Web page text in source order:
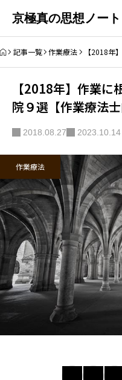
京極真の思想ノート
記事一覧 作業療法 【2018年
【2018年】作業
院９選【作業療法士
2018.08.27 2023.10.14
作業療法